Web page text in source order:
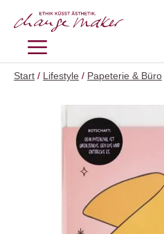
Inhalt
MENÜ
Start / Lifestyle / Papeterie & Büro